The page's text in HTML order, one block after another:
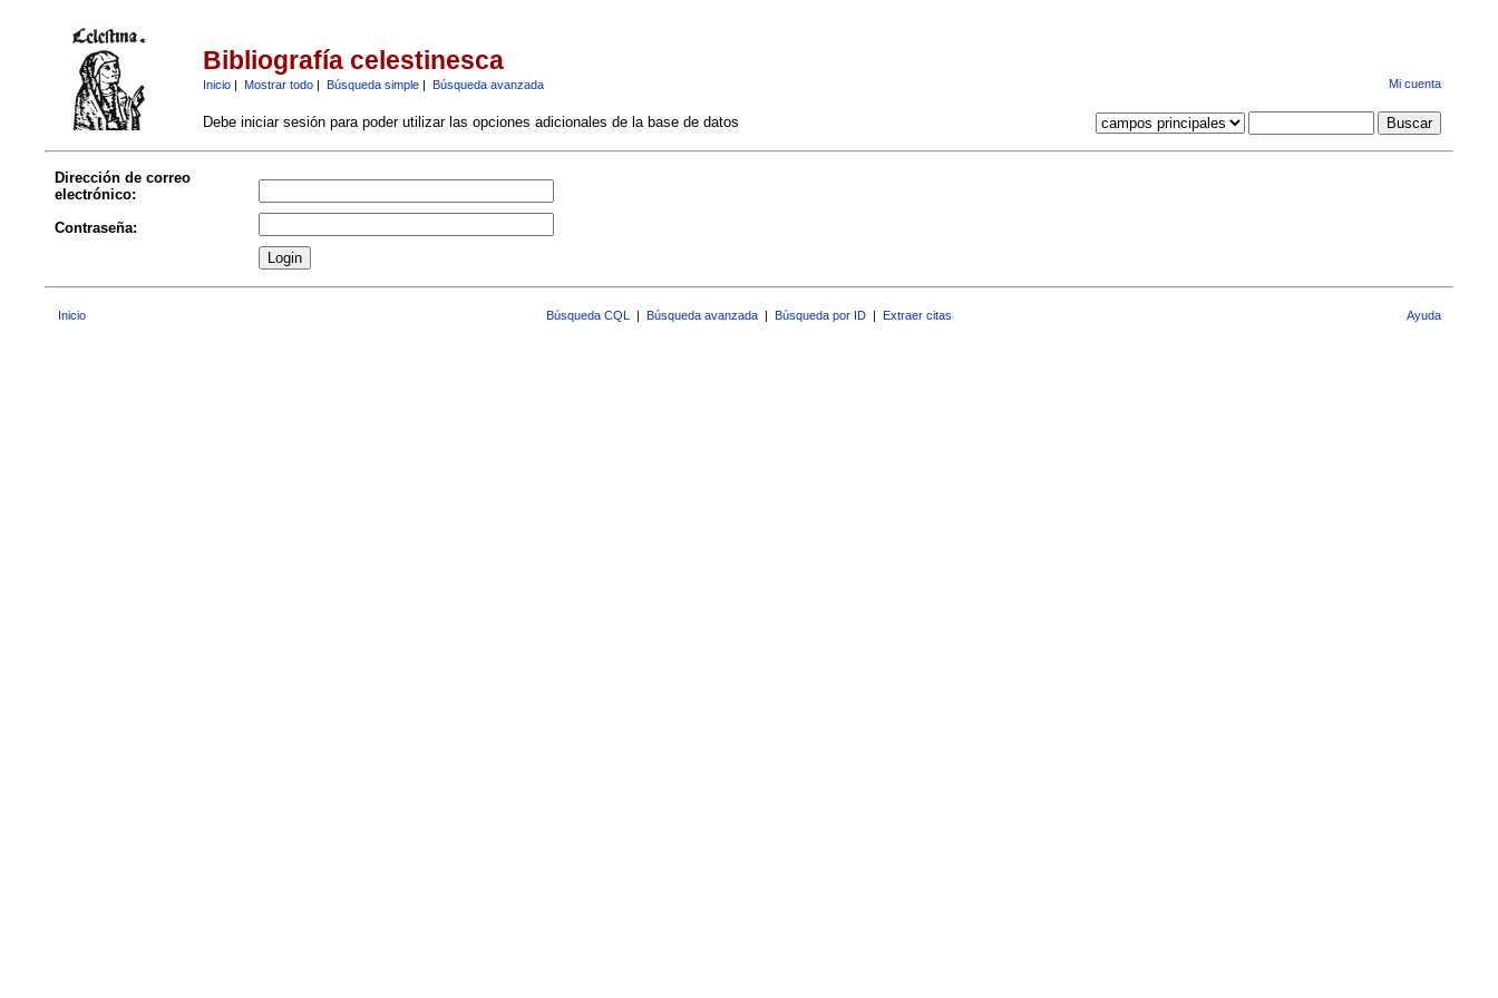
Bibliografía celestinesca
Inicio| Mostrar todo| Búsqueda simple| Búsqueda avanzada Mi cuenta
Debe iniciar sesión para poder utilizar las opciones adicionales de la base de datos
Dirección de correo
electrónico:
Contraseña:
Inicio Búsqueda CQL | Búsqueda avanzada | Búsqueda por ID | Extraer citas Ayuda